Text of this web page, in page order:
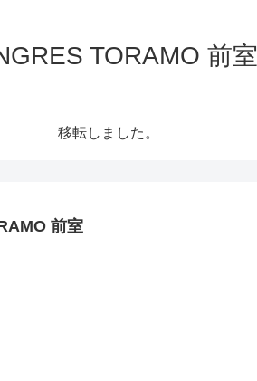
TORAMO 前室
移転しました。
前室